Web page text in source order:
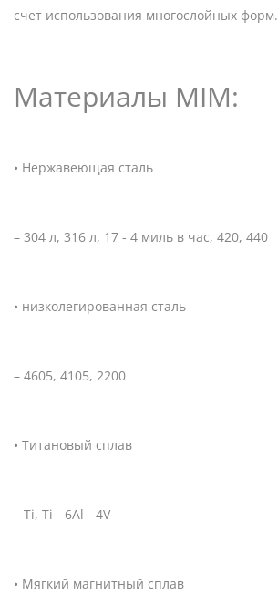
счет использования многослойных форм.
Материалы MIM:
• Нержавеющая сталь
– 304 л, 316 л, 17 - 4 миль в час, 420, 440
• низколегированная сталь
– 4605, 4105, 2200
• Титановый сплав
– Ti, Ti - 6Al - 4V
• Мягкий магнитный сплав